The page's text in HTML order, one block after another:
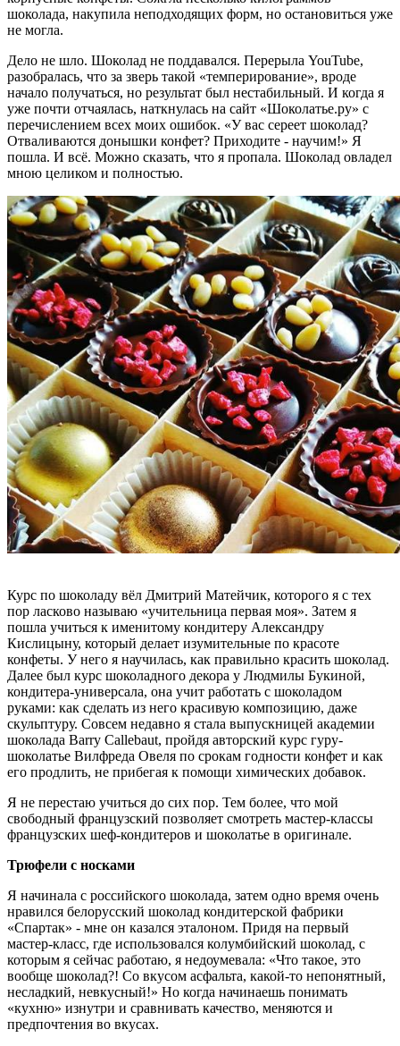
шоколада, накупила неподходящих форм, но остановиться уже
не могла.
Дело не шло. Шоколад не поддавался. Перерыла YouTube,
разобралась, что за зверь такой «темперирование», вроде
начало получаться, но результат был нестабильный. И когда я
уже почти отчаялась, наткнулась на сайт «Шоколатье.ру» с
перечислением всех моих ошибок. «У вас сереет шоколад?
Отваливаются донышки конфет? Приходите - научим!» Я
пошла. И всё. Можно сказать, что я пропала. Шоколад овладел
мною целиком и полностью.
Курс по шоколаду вёл Дмитрий Матейчик, которого я с тех
пор ласково называю «учительница первая моя». Затем я
пошла учиться к именитому кондитеру Александру
Кислицыну, который делает изумительные по красоте
конфеты. У него я научилась, как правильно красить шоколад.
Далее был курс шоколадного декора у Людмилы Букиной,
кондитера-универсала, она учит работать с шоколадом
руками: как сделать из него красивую композицию, даже
скульптуру. Совсем недавно я стала выпускницей академии
шоколада Barry Callebaut, пройдя авторский курс гуру-
шоколатье Вилфреда Овеля по срокам годности конфет и как
его продлить, не прибегая к помощи химических добавок.
Я не перестаю учиться до сих пор. Тем более, что мой
свободный французский позволяет смотреть мастер-классы
французских шеф-кондитеров и шоколатье в оригинале.
Трюфели с носками
Я начинала с российского шоколада, затем одно время очень
нравился белорусский шоколад кондитерской фабрики
«Спартак» - мне он казался эталоном. Придя на первый
мастер-класс, где использовался колумбийский шоколад, с
которым я сейчас работаю, я недоумевала: «Что такое, это
вообще шоколад?! Со вкусом асфальта, какой-то непонятный,
несладкий, невкусный!» Но когда начинаешь понимать
«кухню» изнутри и сравнивать качество, меняются и
предпочтения во вкусах.